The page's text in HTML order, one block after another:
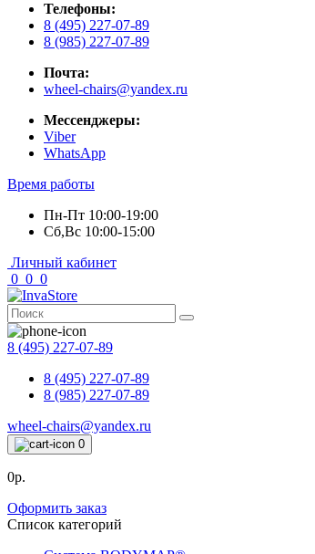
Телефоны:
8 (495) 227-07-89
8 (985) 227-07-89
Почта:
wheel-chairs@yandex.ru
Мессенджеры:
Viber
WhatsApp
Время работы
Пн-Пт 10:00-19:00
Сб,Вс 10:00-15:00
Личный кабинет
0 0 0
8 (495) 227-07-89
8 (495) 227-07-89
8 (985) 227-07-89
wheel-chairs@yandex.ru
0
0р.
Оформить заказ
Список категорий